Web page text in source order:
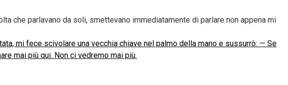
che parlavano da soli, smettevano immediatamente di parlare non appena mi
mi fece scivolare una vecchia chiave nel palmo della mano e sussurrò: — Se
mai più qui. Non ci vedremo mai più.